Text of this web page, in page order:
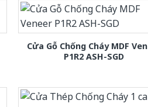
Cửa Gỗ Chống Cháy MDF
P1R2 ASH-SGD